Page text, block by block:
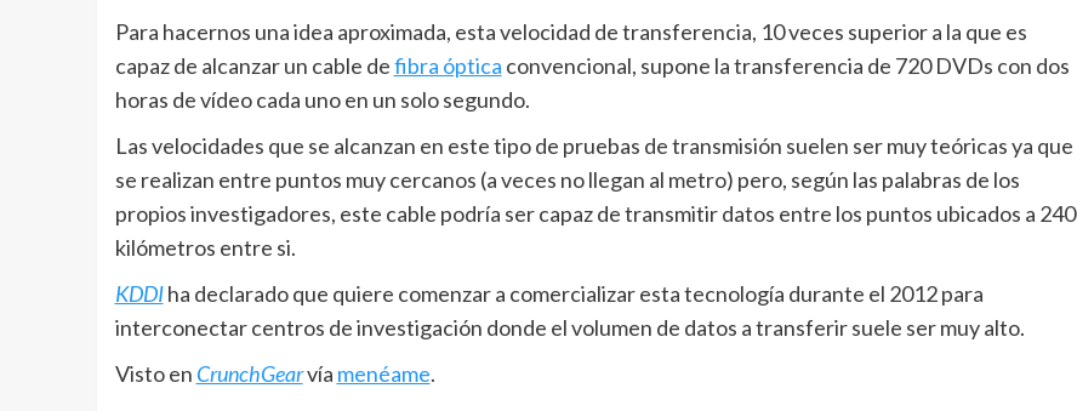
Para hacernos una idea aproximada, esta velocidad de transferencia, 10 veces superior a la que es
capaz de alcanzar un cable defibra óptica convencional, supone la transferencia de 720 DVDs con dos
horas de vídeo cada uno en un solo segundo.
Las velocidades que se alcanzan en este tipo de pruebas de transmisión suelen ser muy teóricas ya que
se realizan entre puntos muy cercanos (a veces no llegan al metro) pero, según las palabras de los
propios investigadores, este cable podría ser capaz de transmitir datos entre los puntos ubicados a 240
kilómetros entre si.
KDDIha declarado que quiere comenzar a comercializar esta tecnología durante el 2012 para
interconectar centros de investigación donde el volumen de datos a transferir suele ser muy alto.
Visto en CrunchGearvía menéame.